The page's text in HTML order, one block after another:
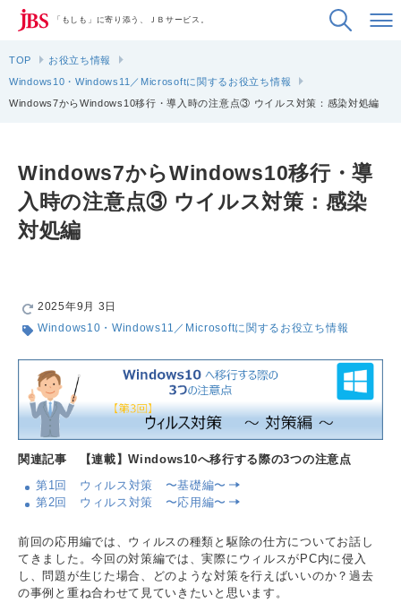
「もしも」に寄り添う、ＪＢサービス。
TOP
お役立ち情報
Windows10・Windows11／Microsoftに関するお役立ち情報
Windows7からWindows10移行・導入時の注意点③ ウイルス対策：感染対処編
Windows7からWindows10移行・導
入時の注意点③ ウイルス対策：感染
対処編
2025年9月 3日
Windows10・Windows11／Microsoftに関するお役立ち情報
関連記事 【連載】Windows10へ移行する際の3つの注意点
第1回 ウィルス対策 〜基礎編〜
第2回 ウィルス対策 〜応用編〜
前回の応用編では、ウィルスの種類と駆除の仕方についてお話し
てきました。今回の対策編では、実際にウィルスがPC内に侵入
し、問題が生じた場合、どのような対策を行えばいいのか？過去
の事例と重ね合わせて見ていきたいと思います。